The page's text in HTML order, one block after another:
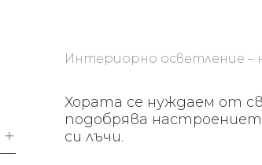
Интериорно осветление –
Хората се нуждаем от
подобрява
си лъчи.